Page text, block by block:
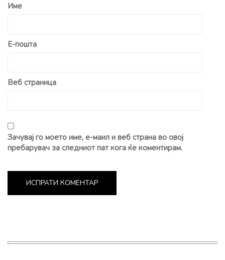
Име
Е-пошта
Веб страница
Зачувај го моето име, е-маил и веб страна во овој
пребарувач за следниот пат кога ќе коментирам.